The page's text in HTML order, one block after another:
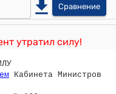
Сравнение
утратил силу!